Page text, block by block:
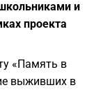
и
проекта
«Память в
выживших в